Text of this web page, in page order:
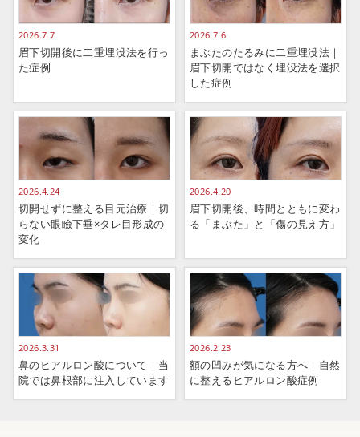
2026.7.7
眉下切開後に二重埋没法を行っ
た症例
2026.7.6
まぶたのたるみに二重埋没法｜
眉下切開ではなく埋没法を選択
した症例
2026.4.24
切開せずに整える目元治療｜切
らない眼瞼下垂×タレ目形成の
変化
2026.4.20
眉下切開後、時間とともに変わ
る「まぶた」と「傷の見え方」
2026.3.31
鼻のヒアルロン酸について｜当
院では鼻根部に注入しています
2026.2.23
額の凹みが気になる方へ｜自然
に整えるヒアルロン酸症例